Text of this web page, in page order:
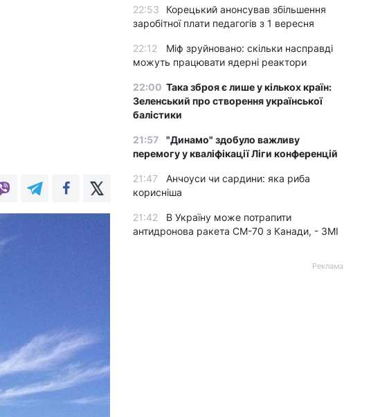
22:53
Корецький анонсував збільшення
заробітної плати педагогів з 1 вересня
22:12
Міф зруйновано: скільки насправді
можуть працювати ядерні реактори
22:00 Така зброя є лише у кількох країн:
Зеленський про створення української
балістики
21:57
"Динамо" здобуло важливу
перемогу у кваліфікації Ліги конференцій
21:47
Анчоуси чи сардини: яка риба
корисніша
21:42
В Україну може потрапити
антидронова ракета CM-70 з Канади, - ЗМІ
Реклама